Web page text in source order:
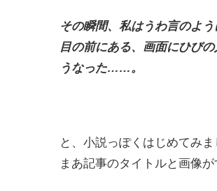
その瞬間、私はうわ言のよう
目の前にある、画面にひび
うなった……。
と、小説っぽくはじめてみ
まあ記事のタイトルと画像が